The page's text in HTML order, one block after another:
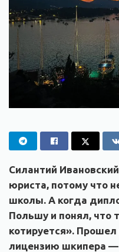
Силантий
юриста, потому что
школы. А когда
Польшу и понял, что
котируется». Прошел
лицензию шкипера —